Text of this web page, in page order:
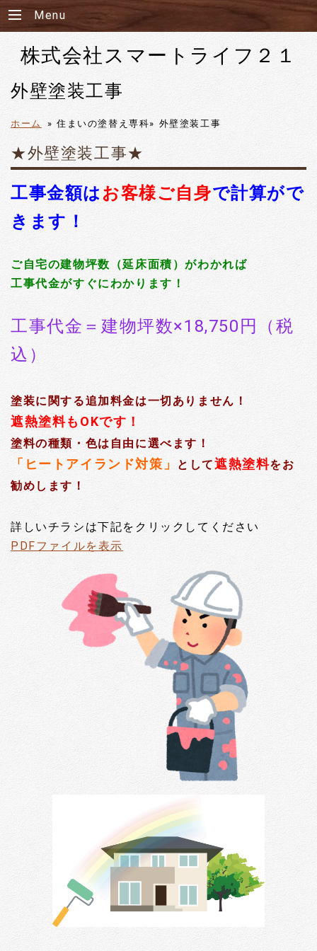
Menu
株式会社スマートライフ２１
外壁塗装工事
ホーム » 住まいの塗替え専科» 外壁塗装工事
★外壁塗装工事★
工事金額はお客様ご自身で計算がで
きます！
ご自宅の建物坪数（延床面積）がわかれば
工事代金がすぐにわかります！
工事代金＝建物坪数×18,750円（税
込）
塗装に関する追加料金は一切ありません！
遮熱塗料もOKです！
塗料の種類・色は自由に選べます！
「ヒートアイランド対策」 として遮熱塗料をお
勧めします！
詳しいチラシは下記をクリックしてください
PDFファイルを表示